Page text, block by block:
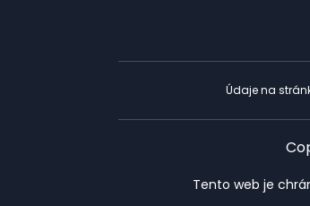
Údaje na
Tento web je